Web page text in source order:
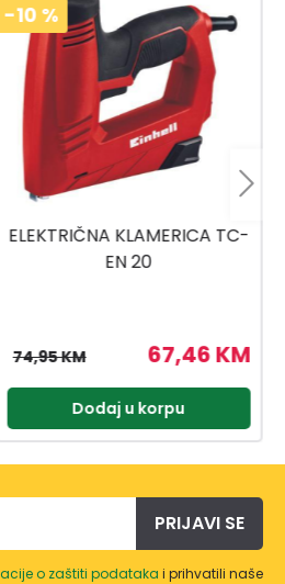
-10 %
KLAMERICA HSG14012
10,71 KM
11,90 KM
Dodaj u korpu
PRIJAVI SE
o zaštiti podataka i prihvatili naše